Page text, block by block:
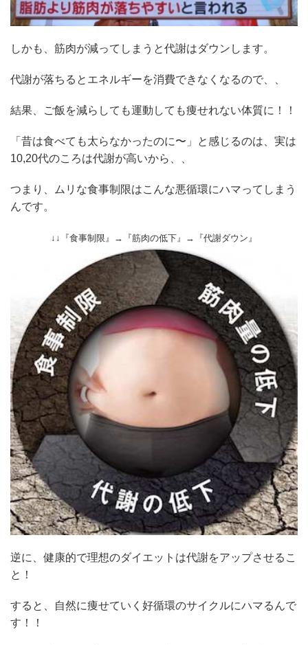
しかも、筋肉が減ってしまうと代謝はダウンします。
代謝が落ちるとエネルギーを消費できなくなるので、、
結果、ご飯を減らしても運動しても痩せれない体質に！！
「昔は食べても太らなかったのに〜」と感じるのは、実は
10,20代のころは代謝が高いから、、
つまり、ムリな食事制限はこんな悪循環にハマってしまう
んです。
↓↓『食事制限』→『筋肉の低下』→『代謝ダウン』
逆に、健康的で理想のダイエットは代謝をアップさせるこ
と！
すると、自然に痩せていく好循環のサイクルにハマるんで
す！！